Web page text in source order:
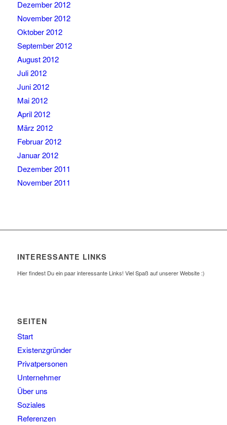
Dezember 2012
November 2012
Oktober 2012
September 2012
August 2012
Juli 2012
Juni 2012
Mai 2012
April 2012
März 2012
Februar 2012
Januar 2012
Dezember 2011
November 2011
INTERESSANTE LINKS
Hier findest Du ein paar interessante Links! Viel Spaß auf unserer Website :)
SEITEN
Start
Existenzgründer
Privatpersonen
Unternehmer
Über uns
Soziales
Referenzen